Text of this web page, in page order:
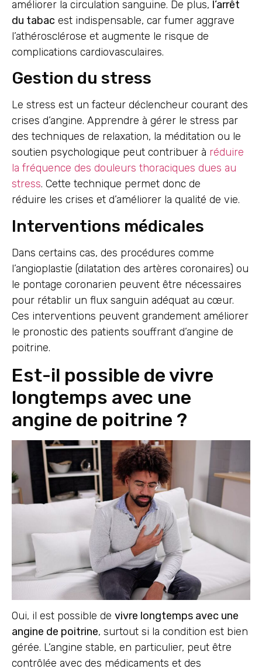
améliorer la circulation sanguine. De plus, l’arrêt
du tabac est indispensable, car fumer aggrave
l’athérosclérose et augmente le risque de
complications cardiovasculaires.
Gestion du stress
Le stress est un facteur déclencheur courant des
crises d’angine. Apprendre à gérer le stress par
des techniques de relaxation, la méditation ou le
soutien psychologique peut contribuer à réduire
la fréquence des douleurs thoraciques dues au
stress. Cette technique permet donc de
réduire les crises et d’améliorer la qualité de vie.
Interventions médicales
Dans certains cas, des procédures comme
l’angioplastie (dilatation des artères coronaires) ou
le pontage coronarien peuvent être nécessaires
pour rétablir un flux sanguin adéquat au cœur.
Ces interventions peuvent grandement améliorer
le pronostic des patients souffrant d’angine de
poitrine.
Est-il possible de vivre
longtemps avec une
angine de poitrine ?
Oui, il est possible de vivre longtemps avec une
angine de poitrine, surtout si la condition est bien
gérée. L’angine stable, en particulier, peut être
contrôlée avec des médicaments et des